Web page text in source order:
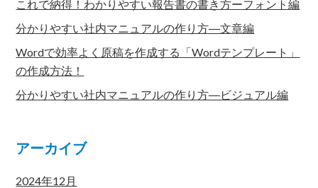
これで納得！わかりやすい報告書の書き方ーフォント編
分かりやすい社内マニュアルの作り方―文章編
Wordで効率よく原稿を作成する「Wordテンプレート」
の作成方法！
分かりやすい社内マニュアルの作り方―ビジュアル編
アーカイブ
2024年12月